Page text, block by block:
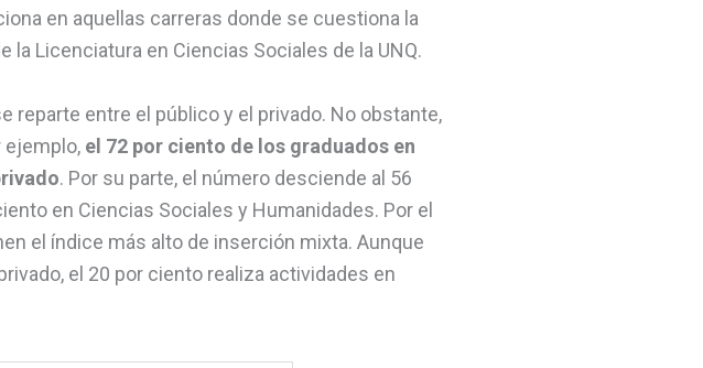
en aquellas carreras donde se cuestiona la
la Licenciatura en Ciencias Sociales de la UNQ.
reparte entre el público y el privado. No obstante,
ejemplo, el 72 por ciento de los graduados en
. Por su parte, el número desciende al 56
en Ciencias Sociales y Humanidades. Por el
el índice más alto de inserción mixta. Aunque
el 20 por ciento realiza actividades en